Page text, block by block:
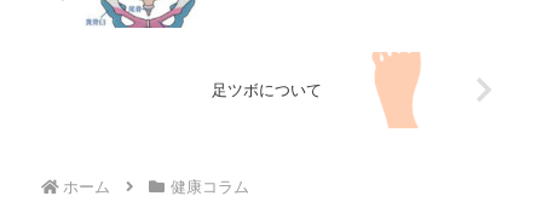
足ツボについて
ホーム 健康コラム